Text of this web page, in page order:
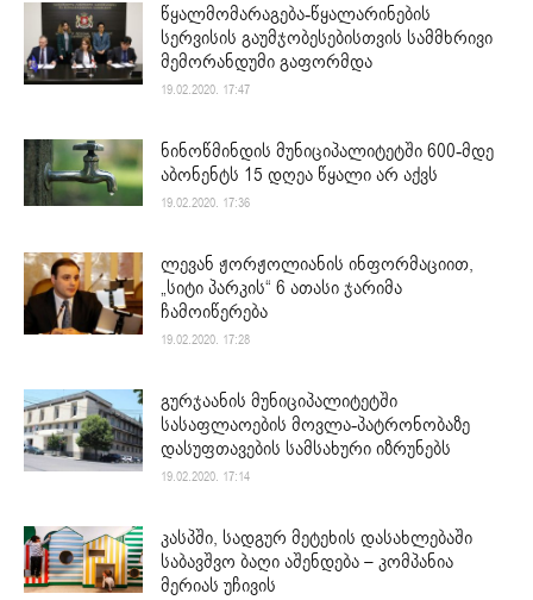
წყალმომარაგება-წყალარინების
სერვისის გაუმჯობესებისთვის სამმხრივი
მემორანდუმი გაფორმდა
19.02.2020. 17:47
ნინოწმინდის მუნიციპალიტეტში 600-მდე
აბონენტს 15 დღეა წყალი არ აქვს
19.02.2020. 17:36
ლევან ჟორჟოლიანის ინფორმაციით,
„სიტი პარკის“ 6 ათასი ჯარიმა
ჩამოიწერება
19.02.2020. 17:28
გურჯაანის მუნიციპალიტეტში
სასაფლაოების მოვლა-პატრონობაზე
დასუფთავების სამსახური იზრუნებს
19.02.2020. 17:14
კასპში, სადგურ მეტეხის დასახლებაში
საბავშვო ბაღი აშენდება – კომპანია
მერიას უჩივის